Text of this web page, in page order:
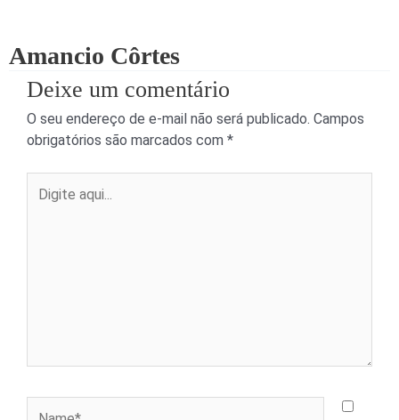
Amancio Côrtes
Deixe um comentário
O seu endereço de e-mail não será publicado. Campos
obrigatórios são marcados com *
aqui...